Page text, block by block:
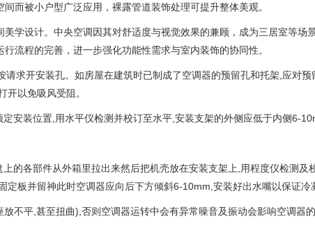
而被小户型广泛应用，裸露管道装饰处理可提升整体美观。
学设计。中央空调因其对舒适度与视觉效果的兼顾，成为三居室等场
流程的完善，进一步强化功能性需求与室内装饰的协同性。
请求开安装孔。如房屋在建筑时已制成了空调器的预留孔和托架,应对
开以免吸风受阻。
安装位置,用水平仪检测并校订至水平,安装支架的外侧应低于内侧6-
的各部件从外箱里拉出来然后把机壳放在安装支架上,用程度仪检测及
定板并留神此时空调器应向后下方倾斜6-10mm,安装好出水嘴以保证冷
不平,甚至扭曲),否则空调器运转中会有异常噪音及振动会影响空调器